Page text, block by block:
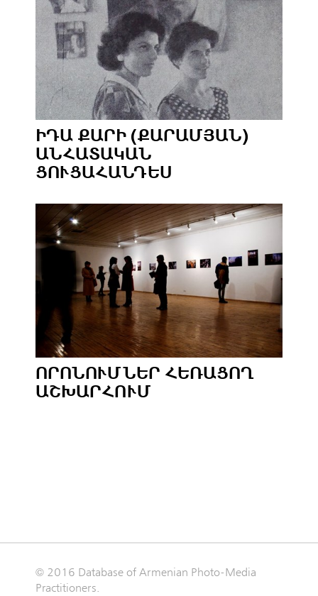
ԻԴԱ ՔԱՐԻ (ՔԱՐԱՄՅԱՆ)
ԱՆՀԱՏԱԿԱՆ
ՑՈՒՑԱՀԱՆԴԵՍ
ՈՐՈՆՈՒՄՆԵՐ ՀԵՌԱՑՈՂ
ԱՇԽԱՐՀՈՒՄ
© 2016 Database of Armenian Photo-Media
Practitioners.